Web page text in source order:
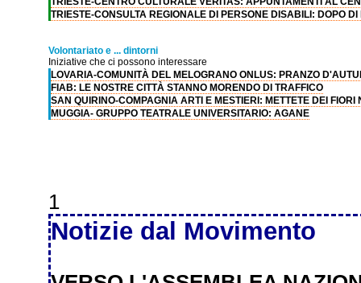
TRIESTE-CONSULTA REGIONALE DI PERSONE DISABILI: DOPO DI
Volontariato e ... dintorni
Iniziative che ci possono interessare
LOVARIA-COMUNITÀ DEL MELOGRANO ONLUS: PRANZO
FIAB: LE NOSTRE CITTÀ STANNO MORENDO DI TRAFFICO
SAN QUIRINO-COMPAGNIA ARTI E MESTIERI: METTETE DEI FIORI
MUGGIA- GRUPPO TEATRALE UNIVERSITARIO: AGANE
1
Notizie dal Movimento